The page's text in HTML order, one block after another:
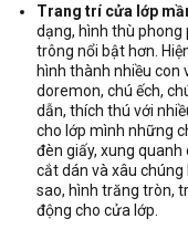
Trang trí cửa lớp
dạng, hình thù phong
trông nổi bật hơn.
hình thành nhiều con
doremon, chú ếch,
dẫn, thích thú với
cho lớp mình những
đèn giấy, xung
cắt dán và xâu
sao, hình trăng tròn,
động cho cửa lớp.